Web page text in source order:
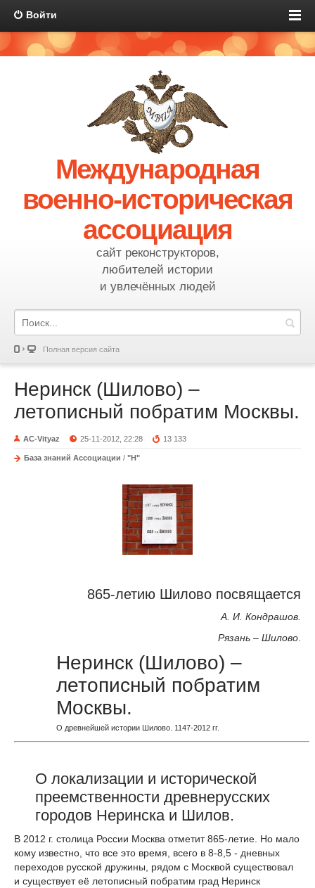
Войти
Международная
военно-историческая
ассоциация
сайт реконструкторов,
любителей истории
и увлечённых людей
Полная версия сайта
Неринск (Шилово) –
летописный побратим Москвы.
AC-Vityaz 25-11-2012, 22:28 13 133
База знаний Ассоциации / "Н"
865-летию Шилово посвящается
А. И. Кондрашов.
Рязань – Шилово
Неринск (Шилово) –
летописный побратим
Москвы.
О древнейшей истории Шилово. 1147-2012 гг.
О локализации и исторической
преемственности древнерусских
городов Неринска и Шилов.
В 2012 г. столица России Москва отметит 865-летие. Но мало
кому известно, что все это время, всего в 8-8,5 - дневных
переходов русской дружины, рядом с Москвой существовал
и существует её летописный побратим град Неринск